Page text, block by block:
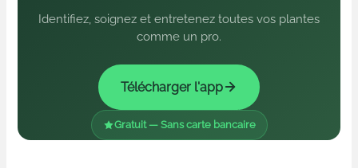
Identifiez, soignez et entretenez toutes vos plantes
comme un pro.
Télécharger l'app
Gratuit — Sans carte bancaire